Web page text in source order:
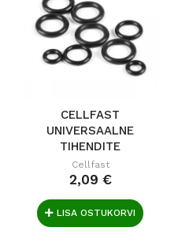
CELLFAST
UNIVERSAALNE
TIHENDITE
KOMPLEKT IDEAL
Cellfast
2,09 €
LISA OSTUKORVI